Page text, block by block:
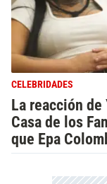
CELEBRIDADES
La reacción de
Casa de los
que Epa